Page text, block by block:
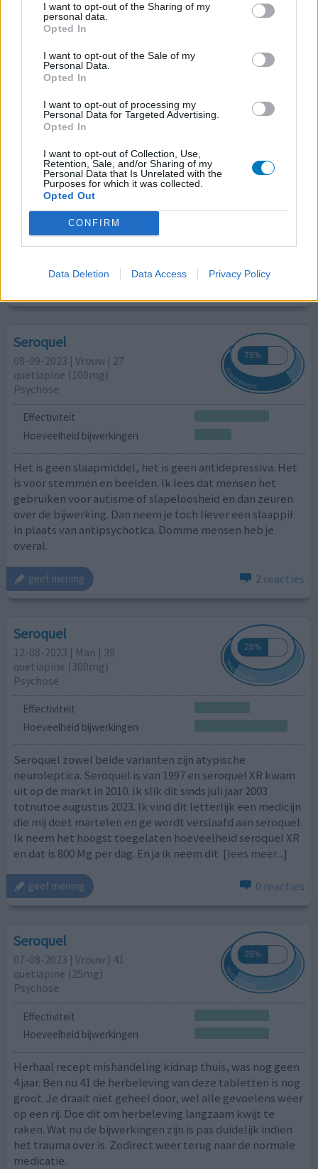
I want to opt-out of the Sharing of my
personal data.
Opted In
I want to opt-out of the Sale of my
Personal Data.
Opted In
I want to opt-out of processing my
Personal Data for Targeted Advertising.
Opted In
I want to opt-out of Collection, Use,
Retention, Sale, and/or Sharing of my
Personal Data that Is Unrelated with the
Purposes for which it was collected.
Opted Out
CONFIRM
Data Deletion Data Access Privacy Policy
Seroquel
21-09-2023 | Vrouw | 35
quetiapine (25mg)
Niet in de lijst
Effectiviteit
Hoeveelheid bijwerkingen
Dit middel ooit gekregen om te slapen. Ik krijg er
nachtmerries van en merk dat ik er erg down van wordt.
Een half uur tot uur na inname krijg ik vreetbuien. Klopt
ook niet dat dit middel vaak voorgeschreven wordt om in
slaap te komen. Artsen zeggen dat het minder verslavend
is, maar het is zeker net zo verslavend als slaappillen.
Seroquel
08-09-2023 | Vrouw | 27
quetiapine (100mg)
Psychose
Effectiviteit
Hoeveelheid bijwerkingen
Het is geen slaapmiddel, het is geen antidepressiva. Het
is voor stemmen en beelden. Ik lees dat mensen het
gebruiken voor autisme of slapeloosheid en dan zeuren
over de bijwerking. Dan neem je toch liever een slaappil
in plaats van antipsychotica. Domme mensen heb je
overal.
geef mening 2 reacties
Seroquel
12-08-2023 | Man | 39
quetiapine (300mg)
Psychose
Effectiviteit
Hoeveelheid bijwerkingen
Seroquel zowel beide varianten zijn atypische
neuroleptica. Seroquel is van 1997 en seroquel XR kwam
uit op de markt in 2010. Ik slik dit sinds juli jaar 2003
totnutoe augustus 2023. Ik vind dit letterlijk een medicijn
die mij doet martelen en ge wordt verslaafd aan seroquel.
Ik neem het hoogst toegelaten hoeveelheid seroquel XR
en dat is 800 Mg per dag. En ja ik neem dit [lees meer...]
geef mening 0 reacties
Seroquel
07-08-2023 | Vrouw | 41
quetiapine (25mg)
Psychose
Effectiviteit
Hoeveelheid bijwerkingen
Herhaal recept mishandeling kidnap thuis, was nog geen
4 jaar. Ben nu 41 de herbeleving van deze tabletten is nog
groot. Je draait niet geheel door, wel alle gevoelens weer
op een rij. Doe dit om herbeleving langzaam kwijt te
raken. Wat nu de bijwerkingen zijn is pas duidelijk indien
het trauma over is. Zodirect weer terug naar de normale
medicatie.